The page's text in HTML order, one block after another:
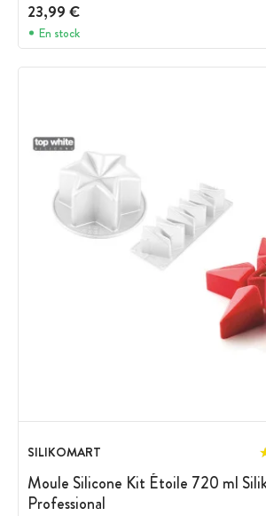
23,99 €
En stock
SILIKOMART
Moule Silicone Kit Étoile 720 ml
Professional